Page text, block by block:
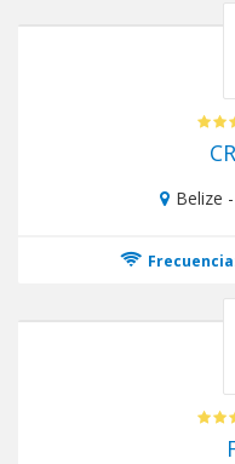
Belize